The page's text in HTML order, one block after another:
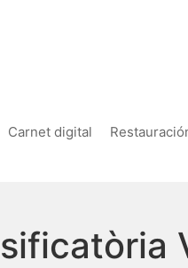
Carnet digital